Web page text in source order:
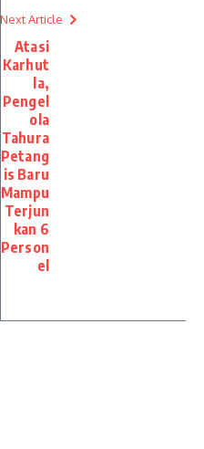
Next Article
Atasi
Karhut
la,
Pengel
ola
Tahura
Petang
is Baru
Mampu
Terjun
kan 6
Person
el